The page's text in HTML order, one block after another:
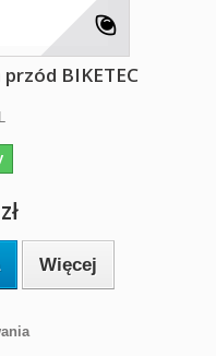
BIKETEC
Więcej